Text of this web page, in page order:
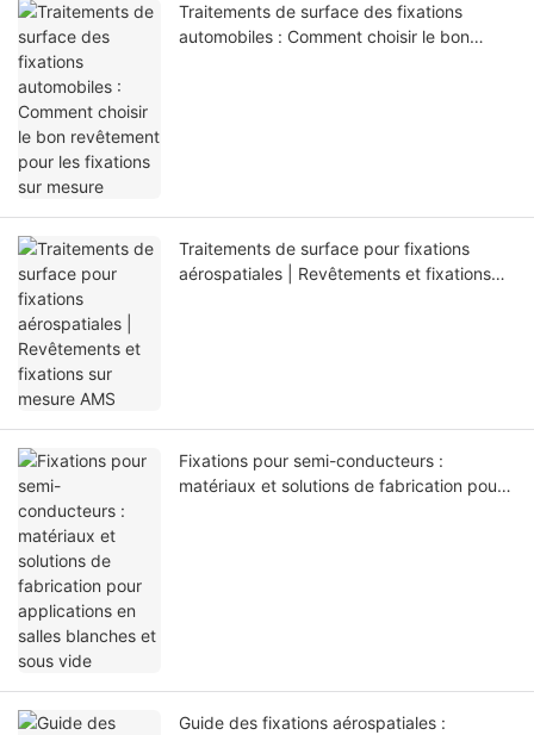
Traitements de surface des fixations
automobiles : Comment choisir le bon
Traitements de surface pour fixations
aérospatiales | Revêtements et fixations
Fixations pour semi-conducteurs :
matériaux et solutions de fabrication pour
Guide des fixations aérospatiales :